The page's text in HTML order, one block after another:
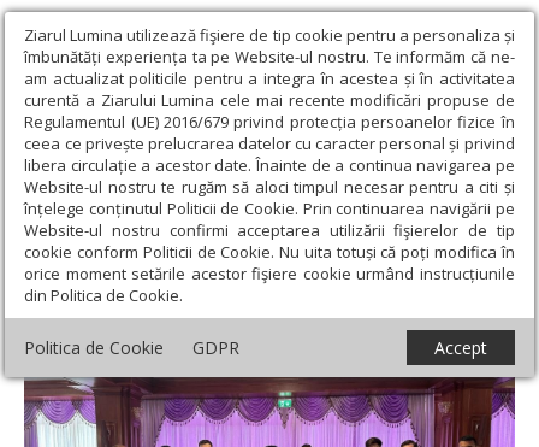
Ziarul Lumina utilizează fişiere de tip cookie pentru a personaliza și
îmbunătăți experiența ta pe Website-ul nostru. Te informăm că ne-
am actualizat politicile pentru a integra în acestea și în activitatea
curentă a Ziarului Lumina cele mai recente modificări propuse de
Regulamentul (UE) 2016/679 privind protecția persoanelor fizice în
ceea ce privește prelucrarea datelor cu caracter personal și privind
libera circulație a acestor date. Înainte de a continua navigarea pe
Website-ul nostru te rugăm să aloci timpul necesar pentru a citi și
înțelege conținutul Politicii de Cookie. Prin continuarea navigării pe
Website-ul nostru confirmi acceptarea utilizării fişierelor de tip
cookie conform Politicii de Cookie. Nu uita totuși că poți modifica în
orice moment setările acestor fişiere cookie urmând instrucțiunile
din Politica de Cookie.
Politica de Cookie GDPR Accept
Ziarul Lumina › Actualitate religioasă › Știri › Sesiunea de
primăvară a examenului de capacitate preoțească la Roman
Sesiunea de primăvară a examenului de
capacitate preoțească la Roman